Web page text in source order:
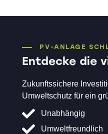
PV-ANLAGE
Entdecke die
Zukunftssichere
Umweltschutz für ein
Unabhängig
Umweltfreundlich